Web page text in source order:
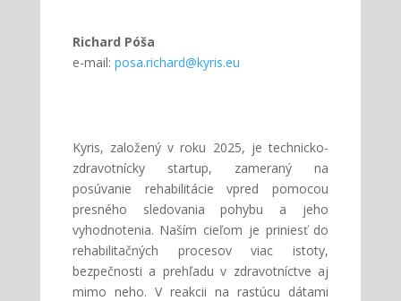
Richard Póša
e-mail: posa.richard@kyris.eu
Kyris, založený v roku 2025, je technicko-
zdravotnícky startup, zameraný na
posúvanie rehabilitácie vpred pomocou
presného sledovania pohybu a jeho
vyhodnotenia. Naším cieľom je priniesť do
rehabilitačných procesov viac istoty,
bezpečnosti a prehľadu v zdravotníctve aj
mimo neho. V reakcii na rastúcu dátami